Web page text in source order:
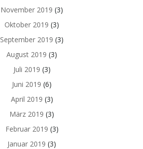
November 2019 (3)
Oktober 2019 (3)
September 2019 (3)
August 2019 (3)
Juli 2019 (3)
Juni 2019 (6)
April 2019 (3)
März 2019 (3)
Februar 2019 (3)
Januar 2019 (3)